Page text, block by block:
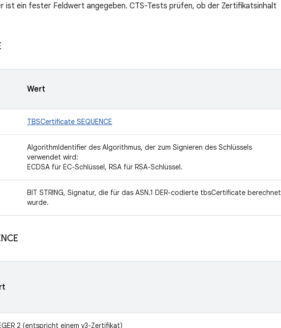
ist ein fester Feldwert angegeben. CTS-Tests prüfen, ob der Zertifikatsinhalt
Wert
TBSCertificate SEQUENCE
AlgorithmIdentifier des Algorithmus, der zum Signieren des Schlüssels
verwendet wird:
ECDSA für EC-Schlüssel, RSA für RSA-Schlüssel.
BIT STRING, Signatur, die für das ASN.1 DER-codierte tbsCertificate berechnet
wurde.
2 (entspricht einem v3-Zertifikat)